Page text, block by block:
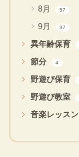
8月 57
9月 37
異年齢保育
節分 4
野遊び保育
野遊び教室
音楽レッスン